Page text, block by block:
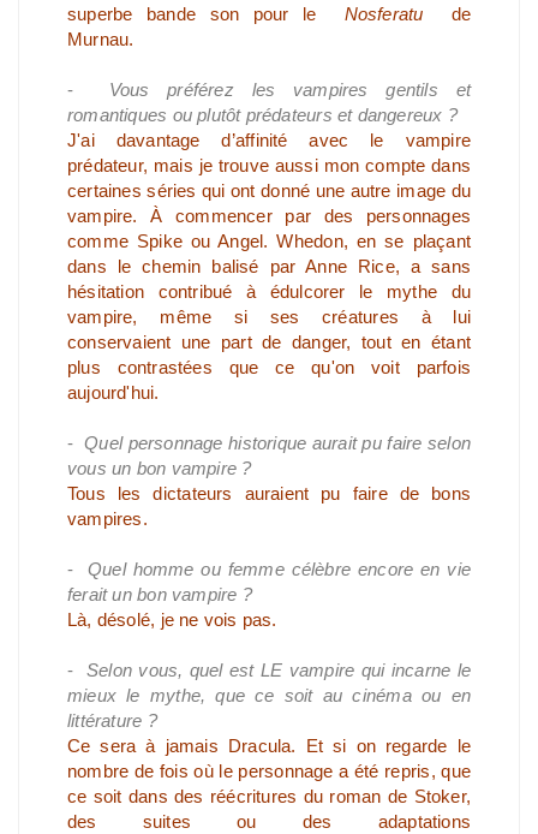
superbe bande son pour le Nosferatu
de
Murnau.
- Vous préférez les vampires gentils et
romantiques ou plutôt prédateurs et dangereux ?
J'ai davantage d’affinité avec le vampire
prédateur, mais je trouve aussi mon compte dans
certaines séries qui ont donné une autre image du
vampire. À commencer par des personnages
comme Spike ou Angel. Whedon, en se plaçant
dans le chemin balisé par Anne Rice, a sans
hésitation contribué à édulcorer le mythe du
vampire, même si ses créatures à lui
conservaient une part de danger, tout en étant
plus contrastées que ce qu'on voit parfois
aujourd'hui.
-Quel personnage historique aurait pu faire selon
vous un bon vampire ?
Tous les dictateurs auraient pu faire de bons
vampires.
- Quel homme ou femme célèbre encore en vie
ferait un bon vampire ?
Là, désolé, je ne vois pas.
- Selon vous, quel est LE vampire qui incarne le
mieux le mythe, que ce soit au cinéma ou en
littérature ?
Ce sera à jamais Dracula. Et si on regarde le
nombre de fois où le personnage a été repris, que
ce soit dans des réécritures du roman de Stoker,
des suites ou des adaptations